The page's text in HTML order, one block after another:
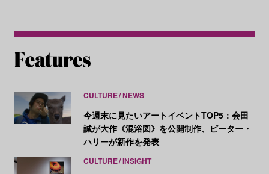
CULTURE NEWS
今週末に見たいアートイベントTOP5：会田
誠が大作《混浴図》を公開制作、ピーター・
ハリーが新作を発表
CULTURE INSIGHT